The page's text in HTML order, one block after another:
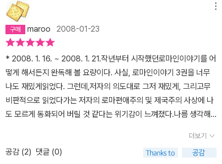
해 분석되어야 할 내용이기도 하다. 전반적으로 이 글을 보면서 역
자나 여러 연구가들의 찬사에 맞는 카이사르의 간결한 필체와 다방면
의 세부적인 묘사, 1인칭이 아닌 3인칭의 객관적인 서술은 카이사르
의 저술을 더욱 돋보이게 하는 내용일 것이다. 이런 찬사와는 대조적
으로 막상 읽고 난 나의 느낌은 맹숭맹숭한 느낌이 든다. 로마인이
야기에서 시오노 나나미의 세세하고도 친절한 설명은 별도로 카이사
르의 갈리아전쟁기를 따로 읽지 않아도 될 정도로 자세한 설명이 되
었다는 느낌을 갖게 한다. 또한 이 책에서도 중간중간 삽입되어 있는
도표와 그림이 있지만 시오노 나나미의 도표와 지도, 해설 도해는 카
이사르의 전쟁수행 능력에 대해 어떤 내용 보다 도 더 잘 설명하고 있
다. 8년간의 갈리아 정복기를 그려내면서 카이사르의 탁월한 군사
maroo 2008-01-23
* 2008. 1. 16. ~ 2008. 1. 21.작년부터 시작했던로마인이야기를 어
떻게 해서든지 완독해 볼 요량이다. 사실, 로마인이야기 3권을 너무
나도 재밌게읽었다. 그런데,저자의 의도대로 그저 재밌게, 그리고무
비판적으로 읽었다가는 저자의 로마편애주의 및 제국주의 사상에 나
도 모르게 동화되어 버릴 것 같다는 위기감이 느껴졌다.나름 생각해
제국쇠망사'를 해당시리즈에 대응하는 장마다 먼저 읽어보는 방안이
었으나, 이것은 시간이 너무 많이 걸릴 것 같다는 생각이 들었다.그래
더보기
공감 (2) 댓글 (0)